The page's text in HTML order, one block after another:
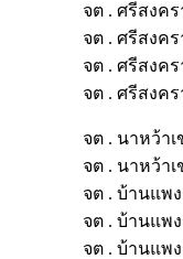
จต . ศรีสงค
จต . ศรีสงค
จต . ศรีสงค
จต . ศรีสงค
จต . นาหว้า
จต . นาหว้า
จต . บ้านแพ
จต . บ้านแพ
จต . บ้านแพ